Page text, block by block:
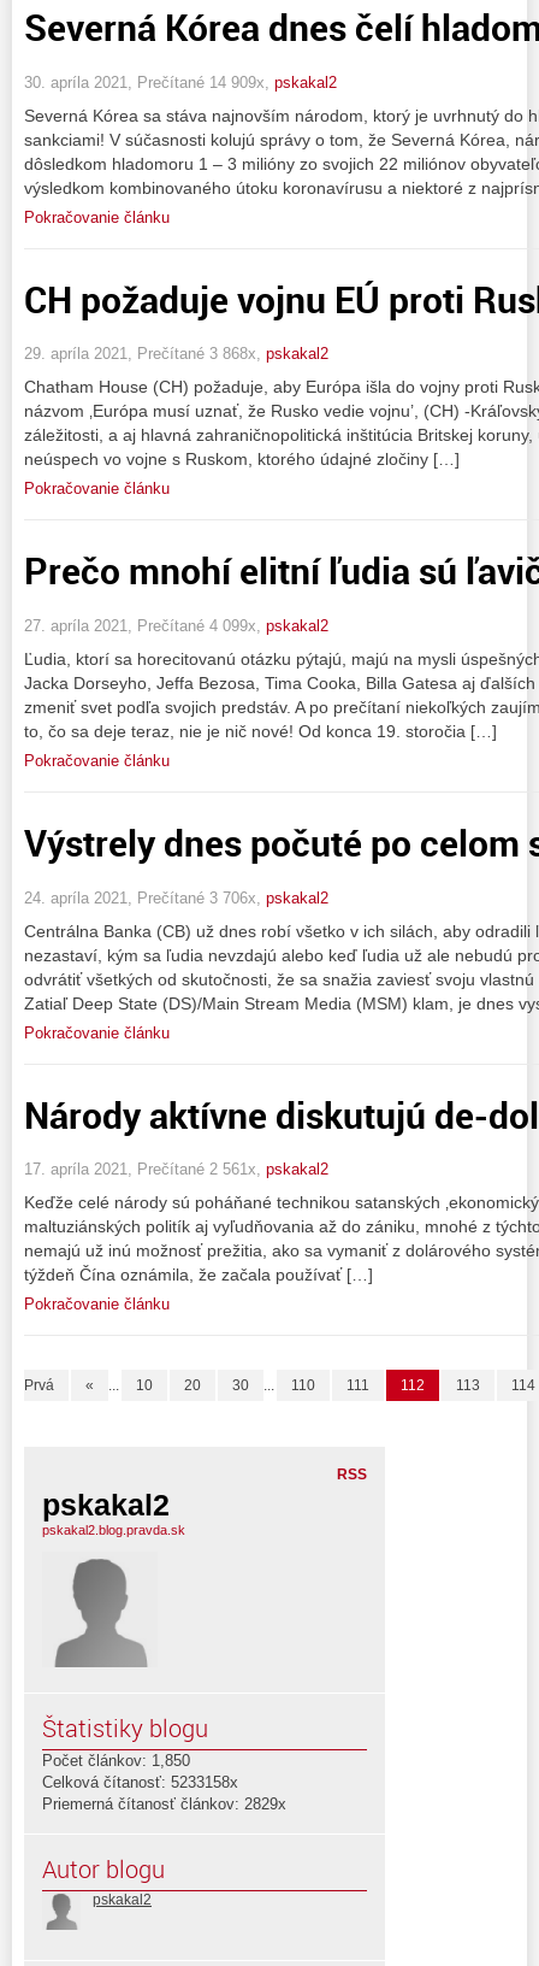
Severná Kórea dnes čelí
30. apríla 2021, Prečítané 14 909x, pskakal2
Severná Kórea sa stáva najnovším národom, ktorý je uvrhnutý do
sankciami! V súčasnosti kolujú správy o tom, že Severná Kórea,
dôsledkom hladomoru 1 – 3 milióny zo svojich 22 miliónov
výsledkom kombinovaného útoku koronavírusu a niektoré z
Pokračovanie článku
CH požaduje vojnu EÚ proti
29. apríla 2021, Prečítané 3 868x, pskakal2
Chatham House (CH) požaduje, aby Európa išla do vojny proti
názvom ‚Európa musí uznať, že Rusko vedie vojnu’, (CH) -
záležitosti, a aj hlavná zahraničnopolitická inštitúcia Britskej
neúspech vo vojne s Ruskom, ktorého údajné zločiny […]
Pokračovanie článku
Prečo mnohí elitní ľudia sú
27. apríla 2021, Prečítané 4 099x, pskakal2
Ľudia, ktorí sa horecitovanú otázku pýtajú, majú na mysli
Jacka Dorseyho, Jeffa Bezosa, Tima Cooka, Billa Gatesa aj
zmeniť svet podľa svojich predstáv. A po prečítaní niekoľkých
to, čo sa deje teraz, nie je nič nové! Od konca 19. storočia […]
Pokračovanie článku
Výstrely dnes počuté po celom
24. apríla 2021, Prečítané 3 706x, pskakal2
Centrálna Banka (CB) už dnes robí všetko v ich silách, aby
nezastaví, kým sa ľudia nevzdajú alebo keď ľudia už ale nebudú
odvrátiť všetkých od skutočnosti, že sa snažia zaviesť svoju
Zatiaľ Deep State (DS)/Main Stream Media (MSM) klam, je dnes
Pokračovanie článku
Národy aktívne diskutujú de-
17. apríla 2021, Prečítané 2 561x, pskakal2
Keďže celé národy sú poháňané technikou satanských
maltuziánských politík aj vyľudňovania až do zániku, mnohé z
nemajú už inú možnosť prežitia, ako sa vymaniť z dolárového
týždeň Čína oznámila, že začala používať […]
Pokračovanie článku
Prvá « ... 10 20 30 ... 110 111 112 113 114
RSS
pskakal2
pskakal2.blog.pravda.sk
Štatistiky blogu
Počet článkov: 1,850
Celková čítanosť: 5233158x
Priemerná čítanosť článkov: 2829x
Autor blogu
pskakal2